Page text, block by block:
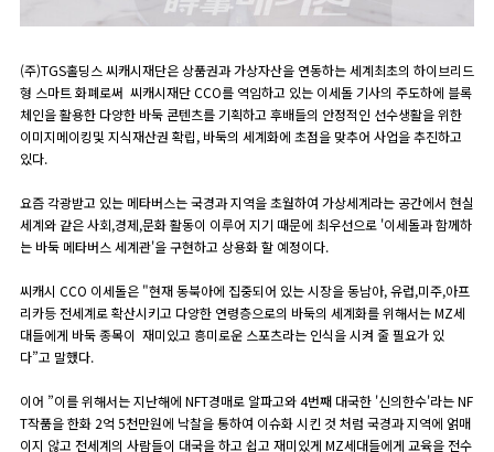
(주)TGS홀딩스 씨캐시재단은 상품권과 가상자산을 연동하는 세계최초의 하이브리드
형 스마트 화폐로써 씨캐시재단 CCO를 역임하고 있는 이세돌 기사의 주도하에 블록
체인을 활용한 다양한 바둑 콘텐츠를 기획하고 후배들의 안정적인 선수생활을 위한
이미지메이킹및 지식재산권 확립, 바둑의 세계화에 초점을 맞추어 사업을 추진하고
있다.
요즘 각광받고 있는 메타버스는 국경과 지역을 초월하여 가상세계라는 공간에서 현실
세계와 같은 사회,경제,문화 활동이 이루어 지기 때문에 최우선으로 '이세돌과 함께하
는 바둑 메타버스 세계관'을 구현하고 상용화 할 예정이다.
씨캐시 CCO 이세돌은 "현재 동북아에 집중되어 있는 시장을 동남아, 유럽,미주,아프
리카등 전세계로 확산시키고 다양한 연령층으로의 바둑의 세계화를 위해서는 MZ세
대들에게 바둑 종목이 재미있고 흥미로운 스포츠라는 인식을 시켜 줄 필요가 있
다”고 말했다.
이어 ”이를 위해서는 지난해에 NFT경매로 알파고와 4번째 대국한 '신의한수'라는 NF
T작품을 한화 2억 5천만원에 낙찰을 통하여 이슈화 시킨 것 처럼 국경과 지역에 얽매
이지 않고 전세계의 사람들이 대국을 하고 쉽고 재미있게 MZ세대들에게 교육을 전수